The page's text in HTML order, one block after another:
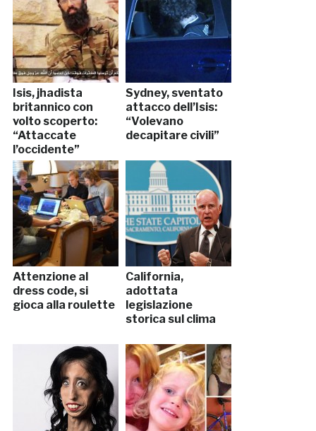
Isis, jhadista
britannico con
volto scoperto:
“Attaccate
l’occidente”
Sydney, sventato
attacco dell’Isis:
“Volevano
decapitare civili”
Attenzione al
dress code, si
gioca alla roulette
California,
adottata
legislazione
storica sul clima